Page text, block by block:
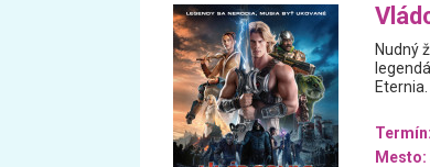
Nudný
Eternia.
Termín:
Mesto: